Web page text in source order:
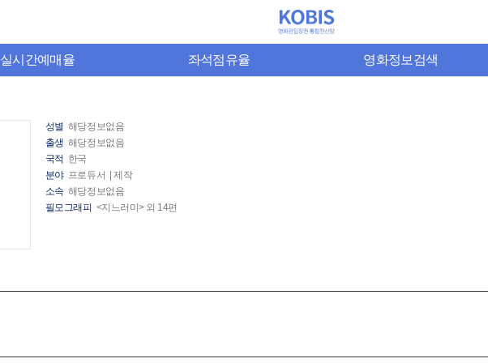
실시간예매율 좌석점유율 영화정보검색
성별 해당정보없음
출생 해당정보없음
국적 한국
분야 프로듀서 | 제작
소속 해당정보없음
필모그래피 <지느러미> 외 14편